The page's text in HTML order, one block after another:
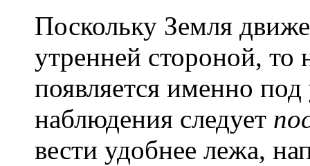
Поскольку Земля
утренней стороной, то
появляется именно
наблюдения следует
вести удобнее лежа,